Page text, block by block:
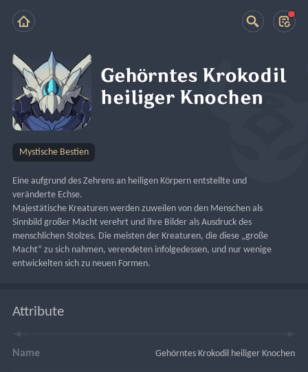
Gehörntes Krokodil
heiliger Knochen
Mystische Bestien
Eine aufgrund des Zehrens an heiligen Körpern entstellte und
veränderte Echse.
Majestätische Kreaturen werden zuweilen von den Menschen als
Sinnbild großer Macht verehrt und ihre Bilder als Ausdruck des
menschlichen Stolzes. Die meisten der Kreaturen, die diese „große
Macht“ zu sich nahmen, verendeten infolgedessen, und nur wenige
entwickelten sich zu neuen Formen.
Attribute
Name Gehörntes Krokodil heiliger Knochen